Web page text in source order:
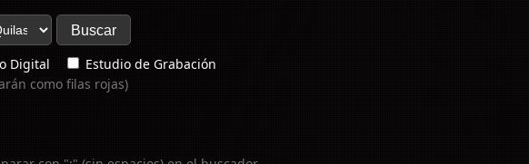
Digital
Estudio de Grabación
como filas rojas)